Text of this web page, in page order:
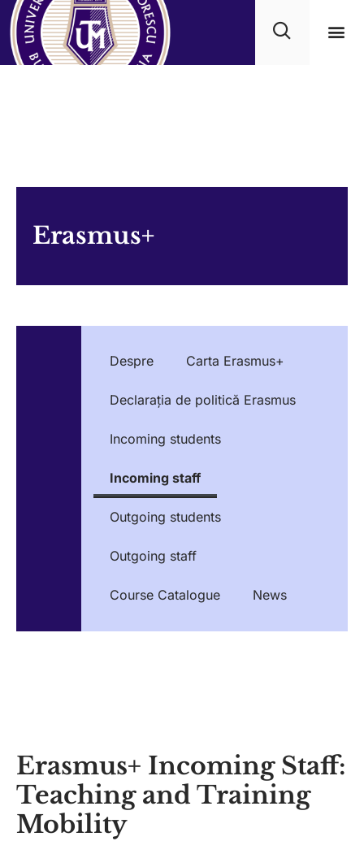
Erasmus+
Despre Carta Erasmus+
Declarația de politică Erasmus
Incoming students
Incoming staff
Outgoing students
Outgoing staff
Course Catalogue News
Erasmus+ Incoming Staff:
Teaching and Training
Mobility